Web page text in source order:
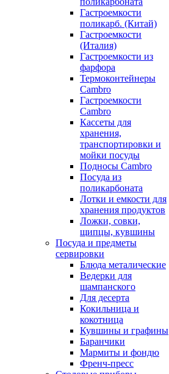
Гастроемкости
поликарб. (Китай)
Гастроемкости
(Италия)
Гастроемкости из
фарфора
Термоконтейнеры
Cambro
Гастроемкости
Cambro
Кассеты для
хранения,
транспортировки и
мойки посуды
Подносы Cambro
Посуда из
поликарбоната
Лотки и емкости для
хранения продуктов
Ложки, совки,
щипцы, кувшины
Посуда и предметы
сервировки
Блюда металические
Ведерки для
шампанского
Для десерта
Кокильница и
кокотница
Кувшины и графины
Баранчики
Мармиты и фондю
Френч-пресс